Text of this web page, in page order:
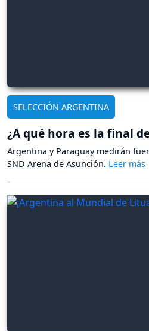
SELECCIÓN ARGENTINA
¿A qué hora es la final
Argentina y Paraguay medirán
SND Arena de Asunción.